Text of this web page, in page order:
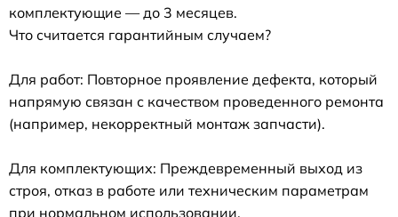
комплектующие — до 3 месяцев.
Что считается гарантийным случаем?
Для работ: Повторное проявление дефекта, который
напрямую связан с качеством проведенного ремонта
(например, некорректный монтаж запчасти).
Для комплектующих: Преждевременный выход из
строя, отказ в работе или техническим параметрам
при нормальном использовании.